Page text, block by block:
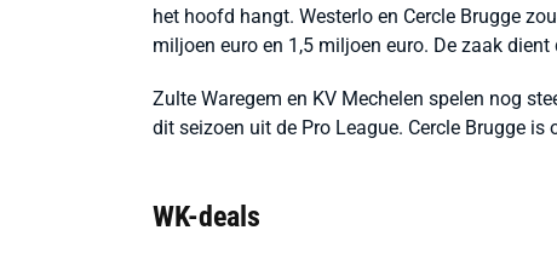
het hoofd hangt. Westerlo en Cercle Brugge
miljoen euro en 1,5 miljoen euro. De zaak dient
Zulte Waregem en KV Mechelen spelen nog
dit seizoen uit de Pro League. Cercle Brugge is
WK-deals